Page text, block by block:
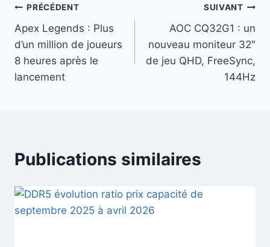
Navigation
de
l’article
PRÉCÉDENT
Apex Legends : Plus
d’un million de joueurs
8 heures après le
lancement
SUIVANT
AOC CQ32G1 : un
nouveau moniteur 32″
de jeu QHD, FreeSync,
144Hz
Publications similaires